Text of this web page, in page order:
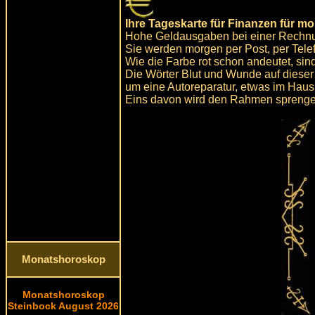
Monatshoroskop
Monatshoroskop
Steinbock August 2026
Ihre Tageskarte für Finanzen für
Hohe Geldausgaben bei einer
Sie werden morgen per Post, per
Wie die Farbe rot schon andeutet,
Die Wörter Blut und Wunde auf
um eine Autoreparatur, etwas im
Eins davon wird den Rahmen